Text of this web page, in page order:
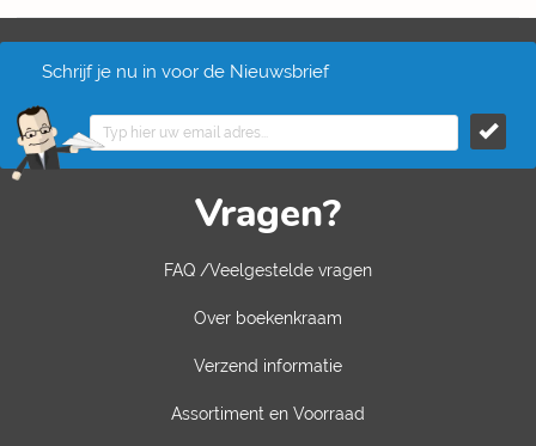
Schrijf je nu in voor de Nieuwsbrief
Vragen?
FAQ /Veelgestelde vragen
Over boekenkraam
Verzend informatie
Assortiment en Voorraad